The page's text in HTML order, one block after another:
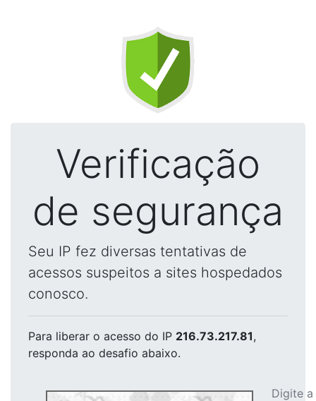
Verificação
de segurança
Seu IP fez diversas tentativas de
acessos suspeitos a sites hospedados
conosco.
Para liberar o acesso do IP 216.73.217.81,
responda ao desafio abaixo.
Digite